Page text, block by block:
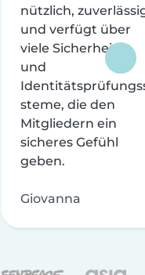
nützlich,
und verfügt über
viele Sicherheits-
und
steme, die den
Mitgliedern ein
sicheres Gefühl
geben.
Giovanna